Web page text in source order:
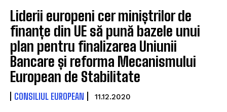
Liderii europeni cer miniștrilor de
finanțe din UE să pună bazele unui
plan pentru finalizarea Uniunii
Bancare și reforma Mecanismului
European de Stabilitate
CONSILIUL EUROPEAN 11.12.2020